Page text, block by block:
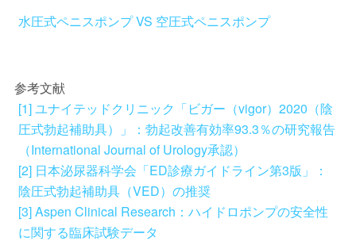
水圧式ペニスポンプ VS 空圧式ペニスポンプ
参考文献
[1] ユナイテッドクリニック「ビガー（vigor）2020（陰
圧式勃起補助具）」：勃起改善有効率93.3％の研究報告
（International Journal of Urology承認）
[2] 日本泌尿器科学会「ED診療ガイドライン第3版」：
陰圧式勃起補助具（VED）の推奨
[3] Aspen Clinical Research：ハイドロポンプの安全性
に関する臨床試験データ